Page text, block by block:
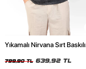
Yıkamalı Nirvana Sırt Baskılı
799,90 TL 639,92 TL